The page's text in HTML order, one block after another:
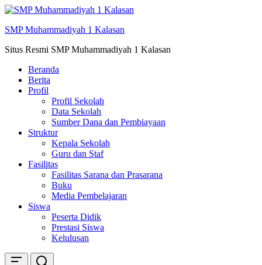
Skip
konten
SMP Muhammadiyah 1 Kalasan
Situs Resmi SMP Muhammadiyah 1 Kalasan
Beranda
Berita
Profil
Profil Sekolah
Data Sekolah
Sumber Dana dan Pembiayaan
Struktur
Kepala Sekolah
Guru dan Staf
Fasilitas
Fasilitas Sarana dan Prasarana
Buku
Media Pembelajaran
Siswa
Peserta Didik
Prestasi Siswa
Kelulusan